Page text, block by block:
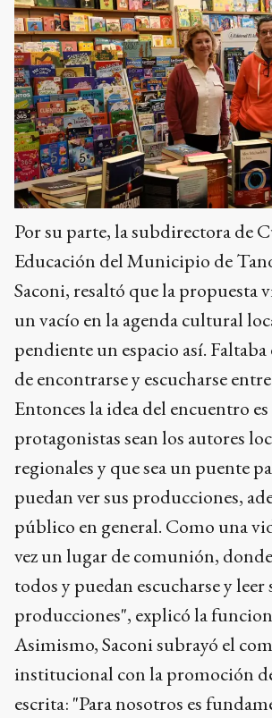
Por su parte, la subdirectora de
Educación del Municipio de
Saconi, resaltó que la propuesta
un vacío en la agenda cultural
pendiente un espacio así.
de encontrarse y escucharse
Entonces la idea del encuentro
protagonistas sean los autores
regionales y que sea un puente
puedan ver sus producciones,
público en general. Como una
vez un lugar de comunión,
todos y puedan escucharse y leer
producciones", explicó la
Asimismo, Saconi subrayó el
institucional con la promoción
escrita: "Para nosotros es